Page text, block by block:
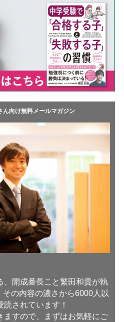
ん向け無料メールマガジン
、開成番長こと繁田和貴が執
の内容の濃さから6000人以
読されています！
ますので、まずはお気軽にご